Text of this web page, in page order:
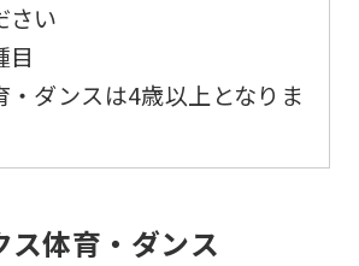
さい
目
ダンスは4歳以上となりま
ス体育・ダンス
For